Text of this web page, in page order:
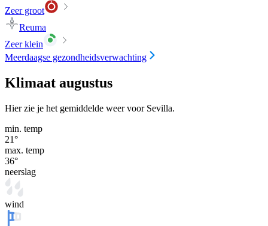
Zeer groot
Reuma
Zeer klein
Meerdaagse gezondheidsverwachting
Klimaat augustus
Hier zie je het gemiddelde weer voor Sevilla.
min. temp
21°
max. temp
36°
neerslag
wind